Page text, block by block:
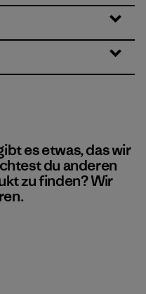
es etwas, das wir
du anderen
zu finden? Wir